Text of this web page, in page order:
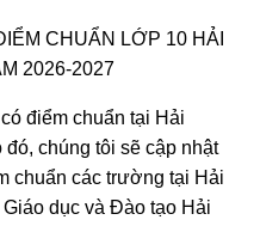
CHUẨN LỚP 10 HẢI
2026-2027
điểm chuẩn tại Hải
đó, chúng tôi sẽ cập nhật
chuẩn các trường tại Hải
dục và Đào tạo Hải